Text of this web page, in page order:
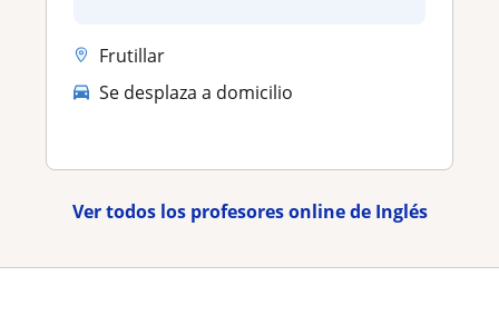
Frutillar
Se desplaza a domicilio
Ver todos los profesores online de Inglés